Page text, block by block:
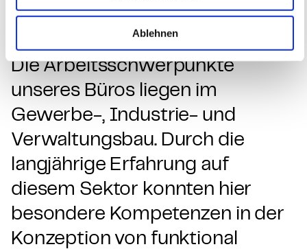
Ablehnen
Über uns
Die Arbeitsschwerpunkte
unseres Büros liegen im
Gewerbe-, Industrie- und
Verwaltungsbau. Durch die
langjährige Erfahrung auf
diesem Sektor konnten hier
besondere Kompetenzen in der
Konzeption von funktional